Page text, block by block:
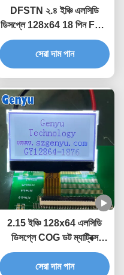
DFSTN ২.৪ ইঞ্চি এলসিডি
ডিসপ্লে 128x64 18 পিন FPC
SPI COG এলসিডি হ্যান্ডহেল্ড
ডিভাইসের জন্য
সেরা দাম পান
2.15 ইঞ্চি 128x64 এলসিডি
ডিসপ্লে COG ডট ম্যাট্রিক্স
FSTN ST7567 10PIN
সকেট টাইপ
সেরা দাম পান